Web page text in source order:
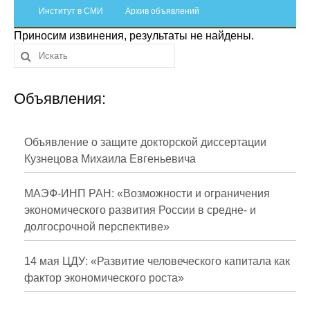
Отчетность
Противодействие коррупции
Материалы для СМИ
Публикации
Научная жизнь
Проблемы прогнозирования
О журнале
Номера журналов
Институт в СМИ Архив объявлений
Приносим извинения, результаты не найдены.
Объявления:
Объявление о защите докторской диссертации
Кузнецова Михаила Евгеньевича
МАЭФ-ИНП РАН: «Возможности и ограничения
экономического развития России в средне- и
долгосрочной перспективе»
14 мая ЦДУ: «Развитие человеческого капитала как
фактор экономического роста»